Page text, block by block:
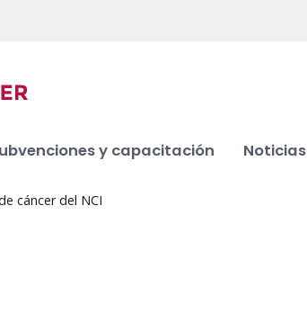
y capacitación Noticias
cáncer del NCI